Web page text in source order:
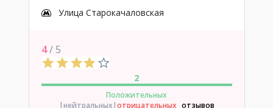
Улица Старокачаловская
4/ 5
2
Положительных
|нейтральных|отрицательных отзывов